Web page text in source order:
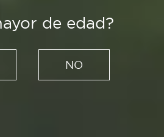
de edad?
NO
Es Tendencia
recibir en casa o
una cena de